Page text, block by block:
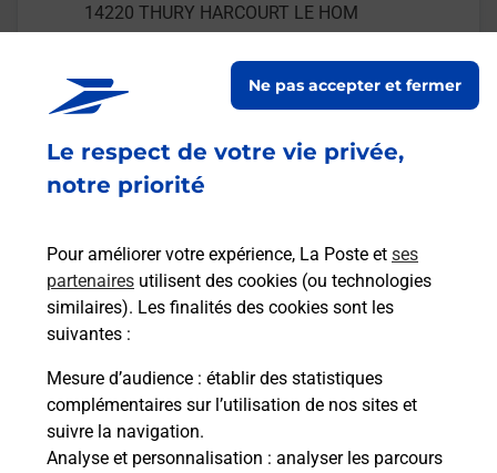
Le respect de votre vie privée,
notre priorité
Pour améliorer votre expérience, La Poste et ses
partenaires utilisent des cookies (ou technologies
similaires). Les finalités des cookies sont les
suivantes :
Mesure d’audience : établir des statistiques
complémentaires sur l’utilisation de nos sites et
suivre la navigation.
Analyse et personnalisation : analyser les parcours
Ne pas accepter et fermer
14220 THURY HARCOURT LE HOM
La Poste
Ouvert 24h/24
En savoir plus
Recherchez un autre point de contact